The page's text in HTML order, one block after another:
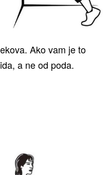
Ako vam je to
a ne od poda.